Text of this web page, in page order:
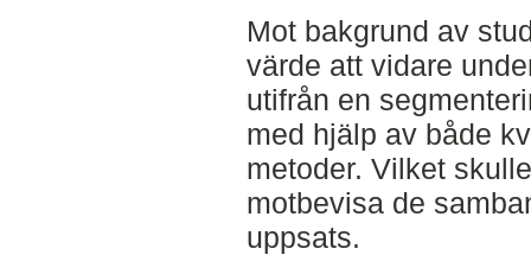
Mot bakgrund av
värde att vidare
utifrån en
med hjälp av både
metoder. Vilket
motbevisa de
uppsats.